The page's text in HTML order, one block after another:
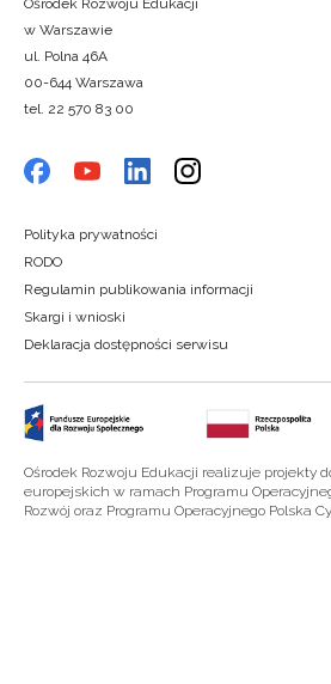
Ośrodek Rozwoju Edukacji
w Warszawie
ul. Polna 46A
00-644 Warszawa
tel. 22 570 83 00
Polityka prywatności
RODO
Regulamin publikowania informacji
Skargi i wnioski
Deklaracja dostępności serwisu
Ośrodek Rozwoju Edukacji realizuje projekty
europejskich w ramach Programu
Rozwój oraz Programu Operacyjnego Polska